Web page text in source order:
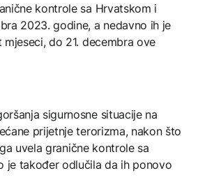
kontrole sa Hrvatskom i
2023. godine, a nedavno ih je
do 21. decembra ove
sigurnosne situacije na
prijetnje terorizma, nakon što
uvela granične kontrole sa
je također odlučila da ih ponovo